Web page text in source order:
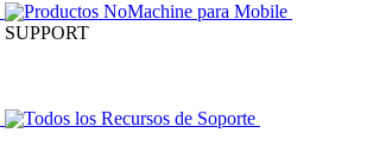
Productos NoMachine para Mobile
SUPPORT
Todos los Recursos de Soporte